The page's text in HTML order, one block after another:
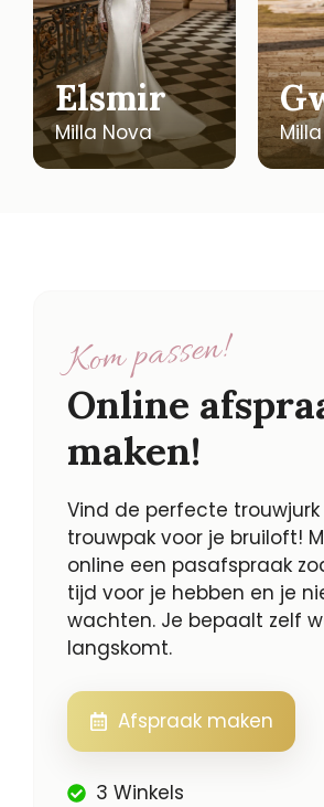
Elsmir
Milla Nova
Kom passen!
Online
maken!
Vind de perfecte trouwjurk
trouwpak voor je bruiloft!
online een pasafspraak
tijd voor je hebben en je
wachten. Je bepaalt zelf
langskomt.
Afspraak maken
3 Winkels